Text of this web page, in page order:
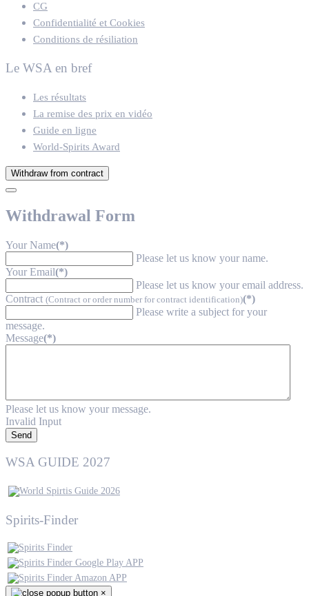
CG
Confidentialité et Cookies
Conditions de résiliation
Le WSA en bref
Les résultats
La remise des prix en vidéo
Guide en ligne
World-Spirits Award
Withdraw from contract
Withdrawal Form
Your Name(*)
Please let us know your name.
Your Email(*)
Please let us know your email address.
Contract (Contract or order number for contract identification)(*)
Please write a subject for your
message.
Message(*)
Please let us know your message.
Invalid Input
Send
WSA GUIDE 2027
Spirits-Finder
×